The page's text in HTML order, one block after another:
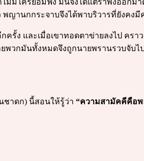
มีใครยอมฟัง มันจึงได้แต่รำพึงออกมา
พญานกกระจาบจึงได้พาบริวารที่ยังค
รั้ง และเมื่อเขาทอดตาข่ายลงไป ค
วกมันทั้งหมดจึงถูกนายพรานรวบจับไป
ชาดก) นี้สอนให้รู้ว่า “ความสามัคคีคือ